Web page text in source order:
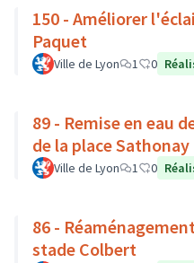
150 - Améliorer
Paquet
Ville de Lyon 1 0
89 - Remise en eau
de la place Sathonay
Ville de Lyon 1 0
86 -
stade Colbert